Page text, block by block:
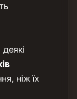
ніж їх